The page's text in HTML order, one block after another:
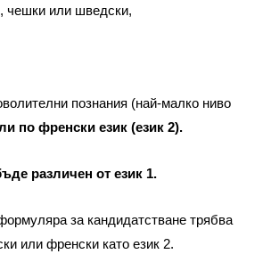
чешки или шведски,
познания (най-малко ниво
по френски език (език 2).
различен от език 1.
за кандидатстване трябва
или френски като език 2.